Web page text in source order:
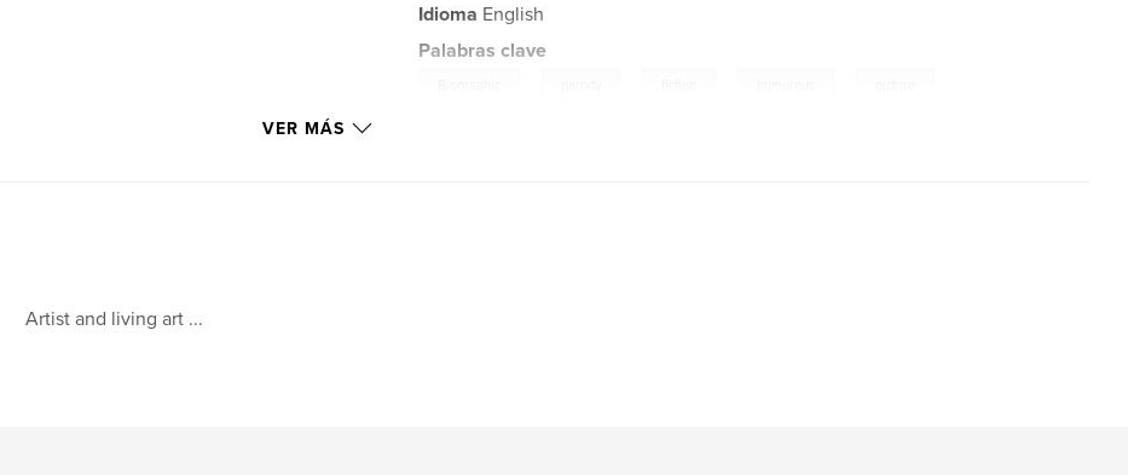
Idioma English
Palabras clave
VER MÁS
Artist and living art ...